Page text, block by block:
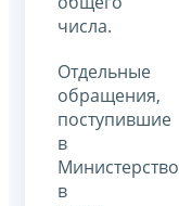
числа.
Отдельные
обращения,
поступившие
в
Министерство
в